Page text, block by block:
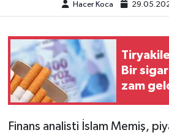
Hacer Koca
Bir
zam
Finans analisti İslam Memiş,